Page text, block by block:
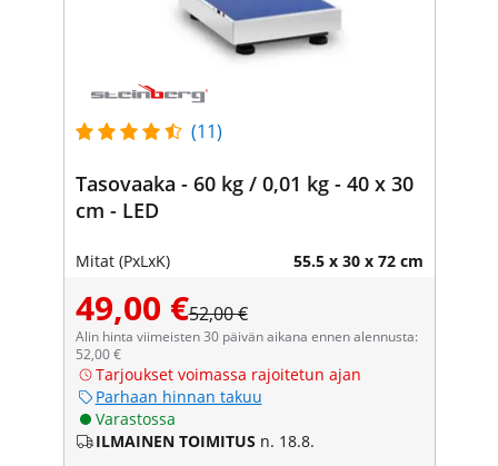
(11)
Tasovaaka - 60 kg / 0,01 kg - 40 x 30
cm - LED
Mitat (PxLxK) 55.5 x 30 x 72 cm
49,00 €52,00 €
Alin hinta viimeisten 30 päivän aikana ennen alennusta:
52,00 €
Tarjoukset voimassa rajoitetun ajan
Parhaan hinnan takuu
Varastossa
ILMAINEN TOIMITUS n. 18.8.